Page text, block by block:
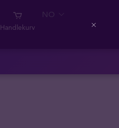
Handlekurv
NO
Close